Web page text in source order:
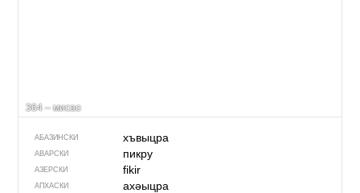
364 – мисао
АБАЗИНСКИ хъвыцра
АВАРСКИ пикру
АЗЕРСКИ fikir
АПХАСКИ ахәыцра